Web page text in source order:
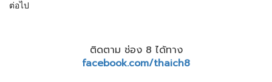
ต่อไป
ติดตาม ช่อง 8 ได้ทาง
facebook.com/thaich8